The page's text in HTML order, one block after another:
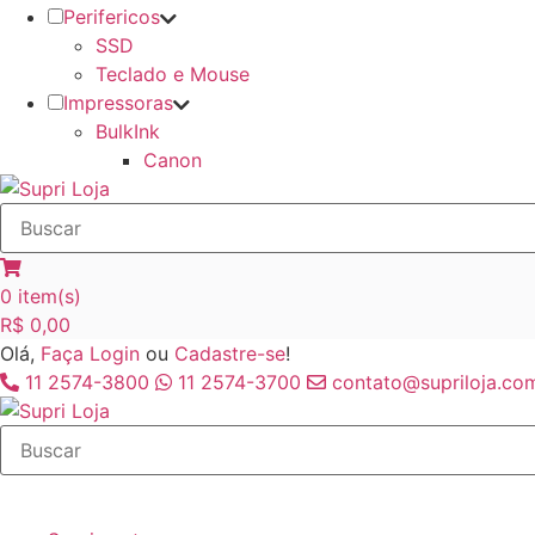
Perifericos
SSD
Teclado e Mouse
Impressoras
BulkInk
Canon
0 item(s)
R$ 0,00
Olá, Faça Login ou Cadastre-se!
11 2574-3800
11 2574-3700